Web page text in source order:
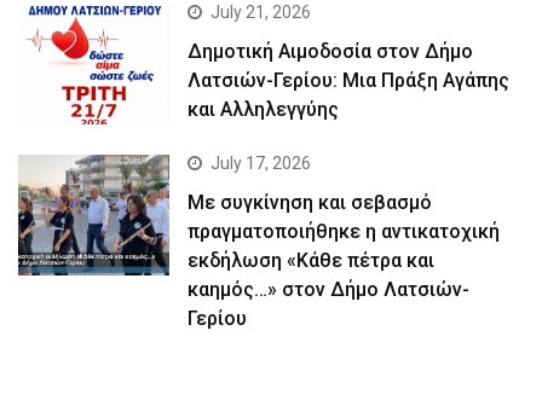
July 21, 2026
Δημοτική Αιμοδοσία στον Δήμο
Λατσιών-Γερίου: Μια Πράξη Αγάπης
και Αλληλεγγύης
July 17, 2026
Με συγκίνηση και σεβασμό
πραγματοποιήθηκε η αντικατοχική
εκδήλωση «Κάθε πέτρα και
καημός…» στον Δήμο Λατσιών-
Γερίου